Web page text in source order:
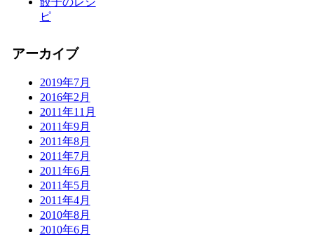
ピ
アーカイブ
2019年7月
2016年2月
2011年11月
2011年9月
2011年8月
2011年7月
2011年6月
2011年5月
2011年4月
2010年8月
2010年6月